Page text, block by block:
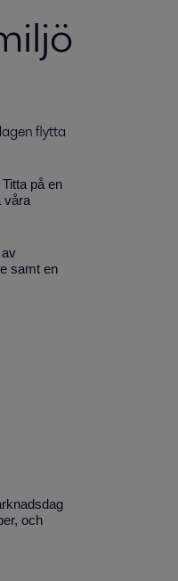
flytta
på en
våra
samt en
och